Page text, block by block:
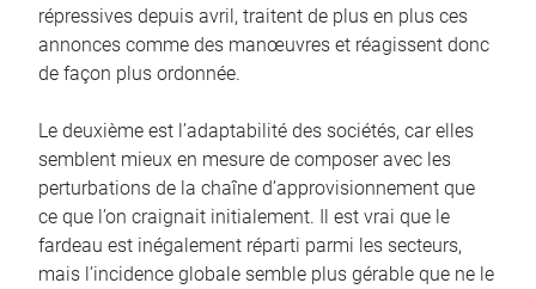
répressives depuis avril, traitent de plus en plus ces
annonces comme des manœuvres et réagissent donc
de façon plus ordonnée.
Le deuxième est l’adaptabilité des sociétés, car elles
semblent mieux en mesure de composer avec les
perturbations de la chaîne d’approvisionnement que
ce que l’on craignait initialement. Il est vrai que le
fardeau est inégalement réparti parmi les secteurs,
mais l’incidence globale semble plus gérable que ne le